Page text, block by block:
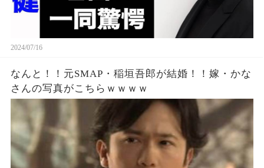
2024/07/16
なんと！！元SMAP・稲垣吾郎が結婚！！嫁・かな
さんの写真がこちらｗｗｗｗ